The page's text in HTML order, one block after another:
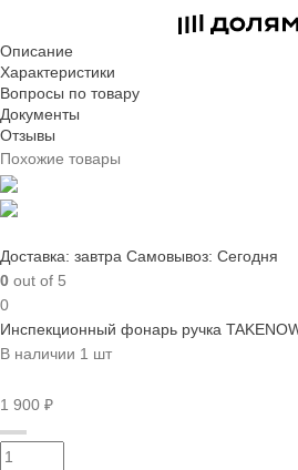
Описание
Характеристики
Вопросы по товару
Документы
Отзывы
Похожие товары
Доставка: завтра Самовывоз: Сегодня
0 out of 5
0
Инспекционный фонарь ручка
В наличии 1 шт
1 900 ₽